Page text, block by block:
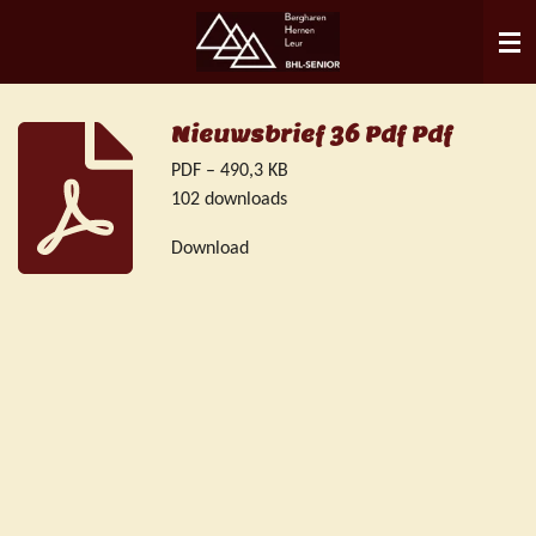
naar
hoofdinhoud
Nieuwsbrief 36 Pdf Pdf
PDF – 490,3 KB
102 downloads
Download